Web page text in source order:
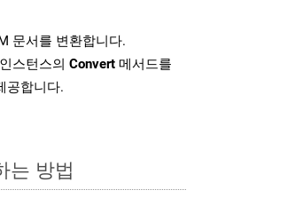
문서를 변환합니다.
스턴스의 Convert 메서드를
공합니다.
는 방법